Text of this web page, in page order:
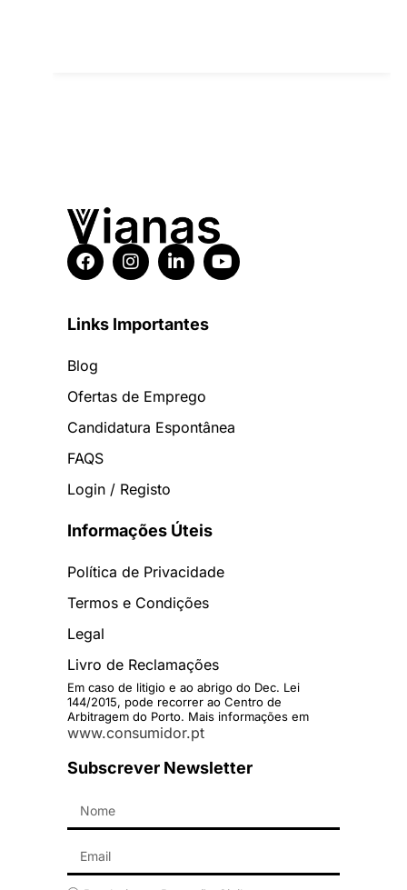
Links Importantes
Blog
Ofertas de Emprego
Candidatura Espontânea
FAQS
Login / Registo
Informações Úteis
Política de Privacidade
Termos e Condições
Legal
Livro de Reclamações
Em caso de litigio e ao abrigo do Dec. Lei
144/2015, pode recorrer ao Centro de
Arbitragem do Porto. Mais informações em
www.consumidor.pt
Subscrever Newsletter